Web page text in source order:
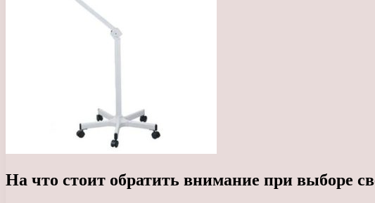
На что стоит обратить внимание при выборе